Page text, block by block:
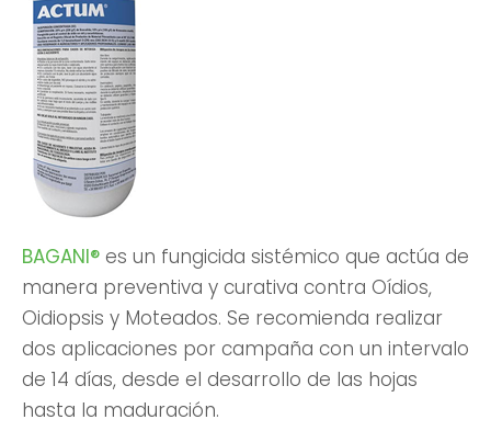
BAGANI® es un fungicida sistémico que actúa de
manera preventiva y curativa contra Oídios,
Oidiopsis y Moteados. Se recomienda realizar
dos aplicaciones por campaña con un intervalo
de 14 días, desde el desarrollo de las hojas
hasta la maduración.